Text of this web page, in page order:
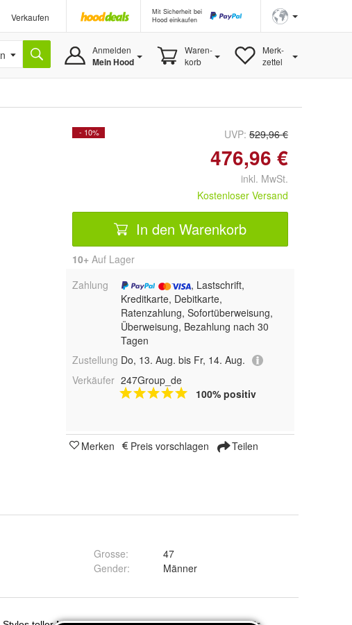
Verkaufen
Mit Sicherheit bei
Hood einkaufen
Anmelden
Mein Hood
Waren-
korb
Merk-
zettel
- 10% UVP: 529,96 €
476,96 €
inkl. MwSt.
Kostenloser Versand
In den Warenkorb
10+ Auf Lager
Zahlung
, Lastschrift,
Kreditkarte, Debitkarte,
Ratenzahlung, Sofortüberweisung,
Überweisung, Bezahlung nach 30
Tagen
Zustellung Do, 13. Aug. bis Fr, 14. Aug.
Verkäufer 247Group_de
100% positiv
Merken Preis vorschlagen Teilen
Grosse:
47
Gender: Männer